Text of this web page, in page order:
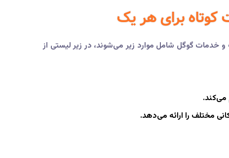
برای هر یک
گوگل شامل موارد زیر می‌شوند، در زیر لیستی از
می‌کند.
مختلف را ارائه می‌دهد.